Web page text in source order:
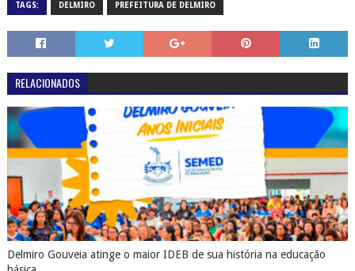
TAGS: DELMIRO PREFEITURA DE DELMIRO
RELACIONADOS
Delmiro Gouveia atinge o maior IDEB de sua história na educação